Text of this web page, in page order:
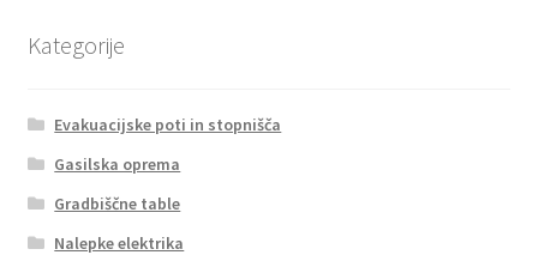
Kategorije
Evakuacijske poti in stopnišča
Gasilska oprema
Gradbiščne table
Nalepke elektrika